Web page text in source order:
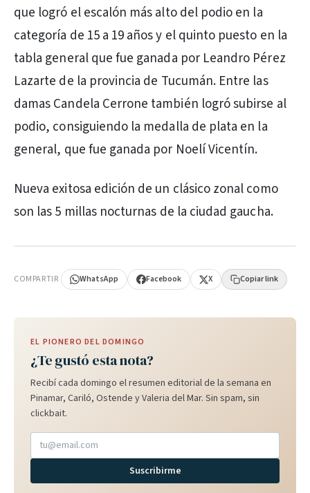
que logró el escalón más alto del podio en la
categoría de 15 a 19 años y el quinto puesto en la
tabla general que fue ganada por Leandro Pérez
Lazarte de la provincia de Tucumán. Entre las
damas Candela Cerrone también logró subirse al
podio, consiguiendo la medalla de plata en la
general, que fue ganada por Noelí Vicentín.
Nueva exitosa edición de un clásico zonal como
son las 5 millas nocturnas de la ciudad gaucha.
COMPARTIR WhatsApp Facebook X Copiar link
EL PIONERO DEL DOMINGO
¿Te gustó esta nota?
Recibí cada domingo el resumen editorial de la semana en
Pinamar, Cariló, Ostende y Valeria del Mar. Sin spam, sin
clickbait.
Suscribirme